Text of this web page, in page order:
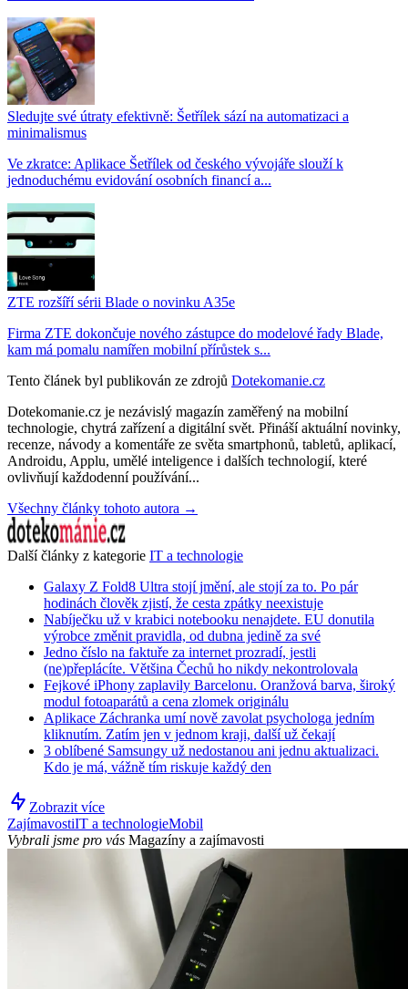
Sledujte své útraty efektivně: Šetřílek sází na automatizaci a
minimalismus
Ve zkratce: Aplikace Šetřílek od českého vývojáře slouží k
jednoduchému evidování osobních financí a...
ZTE rozšíří sérii Blade o novinku A35e
Firma ZTE dokončuje nového zástupce do modelové řady Blade,
kam má pomalu namířen mobilní přírůstek s...
Tento článek byl publikován ze zdrojů Dotekomanie.cz
Dotekomanie.cz je nezávislý magazín zaměřený na mobilní
technologie, chytrá zařízení a digitální svět. Přináší aktuální novinky,
recenze, návody a komentáře ze světa smartphonů, tabletů, aplikací,
Androidu, Applu, umělé inteligence i dalších technologií, které
ovlivňují každodenní používání...
Všechny články tohoto autora →
Další články z kategorie IT a technologie
Galaxy Z Fold8 Ultra stojí jmění, ale stojí za to. Po pár
hodinách člověk zjistí, že cesta zpátky neexistuje
Nabíječku už v krabici notebooku nenajdete. EU donutila
výrobce změnit pravidla, od dubna jedině za své
Jedno číslo na faktuře za internet prozradí, jestli
(ne)přeplácíte. Většina Čechů ho nikdy nekontrolovala
Fejkové iPhony zaplavily Barcelonu. Oranžová barva, široký
modul fotoaparátů a cena zlomek originálu
Aplikace Záchranka umí nově zavolat psychologa jedním
kliknutím. Zatím jen v jednom kraji, další už čekají
3 oblíbené Samsungy už nedostanou ani jednu aktualizaci.
Kdo je má, vážně tím riskuje každý den
Zobrazit více
ZajímavostiIT a technologieMobil
Vybrali jsme pro vás Magazíny a zajímavosti